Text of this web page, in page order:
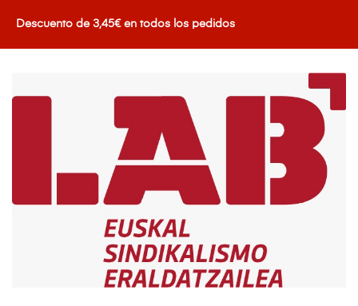
Descuento de 3,45€ en todos los pedidos